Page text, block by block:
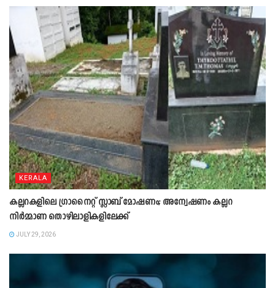
KERALA
കല്ലറകളിലെ ഗ്രാനൈറ്റ് സ്ലാബ് മോഷണം; അന്വേഷണം കല്ലറ
നിർമ്മാണ തൊഴിലാളികളിലേക്ക്
JULY 29, 2026